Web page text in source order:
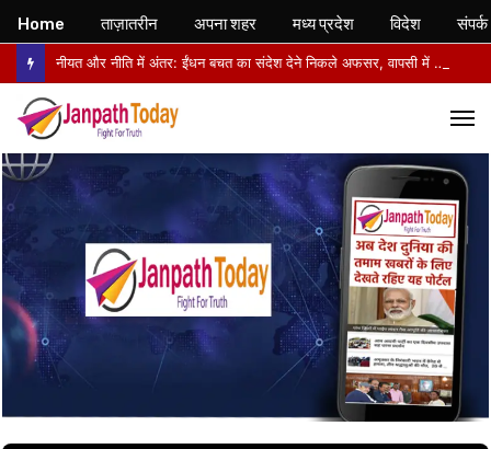
नीयत और नीति में अंतर: ईंधन बचत का संदेश देने निकले अफसर, वापसी में सरकारी वाहनों से लौटे
Home ताज़ातरीन अपना शहर मध्य प्रदेश विदेश संपर्क